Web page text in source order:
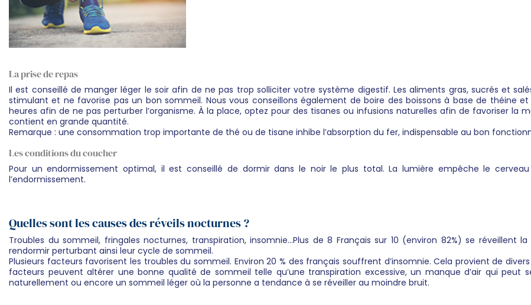
La prise de repas
Il est conseillé de manger léger le soir afin de ne pas trop solliciter votre système digestif. Les aliments gras, sucrés et
stimulant et ne favorise pas un bon sommeil. Nous vous conseillons également de boire des boissons à base de théine
heures afin de ne pas perturber l’organisme. À la place, optez pour des tisanes ou infusions naturelles afin de favoriser la
contient en grande quantité.
Remarque : une consommation trop importante de thé ou de tisane inhibe l’absorption du fer, indispensable au bon
Les conditions du coucher
Pour un endormissement optimal, il est conseillé de dormir dans le noir le plus total. La lumière empêche le
l’endormissement.
Quelles sont les causes des réveils nocturnes ?
Troubles du sommeil, fringales nocturnes, transpiration, insomnie…Plus de 8 Français sur 10 (environ 82%) se
rendormir perturbant ainsi leur cycle de sommeil.
Plusieurs facteurs favorisent les troubles du sommeil. Environ 20 % des français souffrent d’insomnie. Cela provient de
facteurs peuvent altérer une bonne qualité de sommeil telle qu’une transpiration excessive, un manque d’air qui
naturellement ou encore un sommeil léger où la personne a tendance à se réveiller au moindre bruit.